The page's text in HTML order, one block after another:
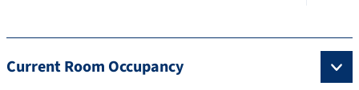
Current Room Occupancy